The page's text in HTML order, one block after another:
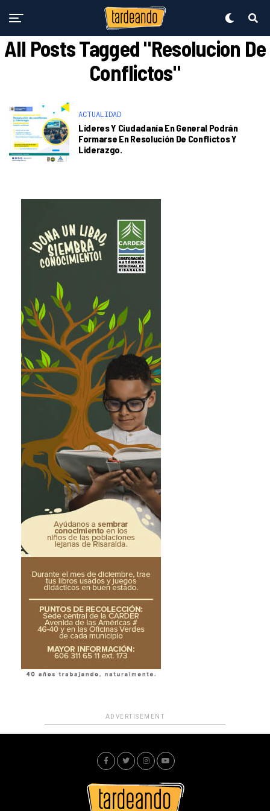
All Posts Tagged "Resolucion De
Conflictos"
ACTUALIDAD
Líderes Y Ciudadanía En General Podrán
Formarse En Resolución De Conflictos Y
Liderazgo.
ADVERTISEMENT